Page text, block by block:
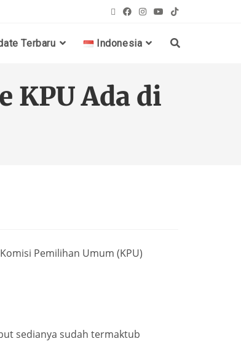
Terbaru Indonesia
KPU Ada di
Pemilihan Umum (KPU)
sedianya sudah termaktub